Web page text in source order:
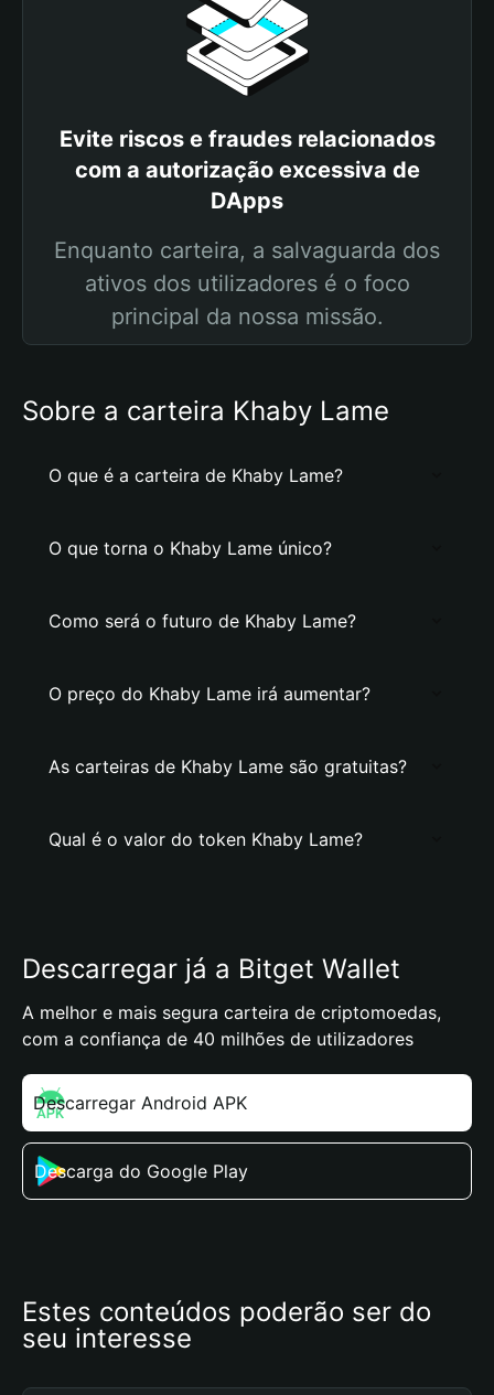
Evite riscos e fraudes relacionados
com a autorização excessiva de
DApps
Enquanto carteira, a salvaguarda dos
ativos dos utilizadores é o foco
principal da nossa missão.
Sobre a carteira Khaby Lame
O que é a carteira de Khaby Lame?
O que torna o Khaby Lame único?
Como será o futuro de Khaby Lame?
O preço do Khaby Lame irá aumentar?
As carteiras de Khaby Lame são gratuitas?
Qual é o valor do token Khaby Lame?
Descarregar já a Bitget Wallet
A melhor e mais segura carteira de criptomoedas,
com a confiança de 40 milhões de utilizadores
Descarregar Android APK
Descarga do Google Play
Estes conteúdos poderão ser do
seu interesse